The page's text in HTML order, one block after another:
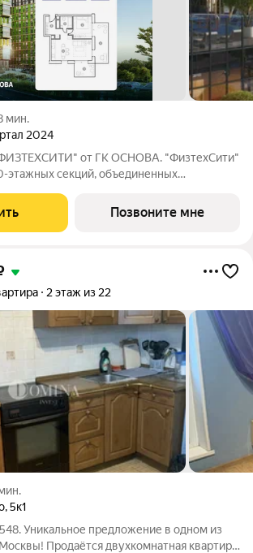
мин.
2024
от ГК ОСНОВА. "ФизтехСити"
этажных секций, объединенных
В кластере собственный
и гостевые парковки, на первых
Позвоните мне
2 этаж из 22
,5к1
Уникальное предложение в одном из
Продаётся двухкомнатная квартира